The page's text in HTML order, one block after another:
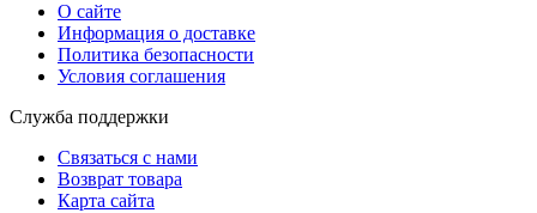
О сайте
Информация о доставке
Политика безопасности
Условия соглашения
Служба поддержки
Связаться с нами
Возврат товара
Карта сайта